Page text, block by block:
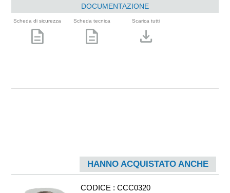
DOCUMENTAZIONE
Scheda di sicurezza
description
Scheda tecnica
description
Scarica tutti
download
HANNO ACQUISTATO ANCHE
CODICE : CCC0320